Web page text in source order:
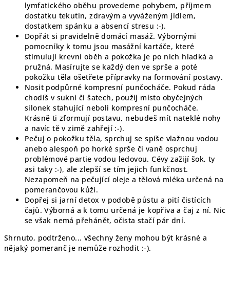
lymfatického oběhu provedeme pohybem, příjmem
dostatku tekutin, zdravým a vyváženým jídlem,
dostatkem spánku a absencí stresu :-).
Dopřát si pravidelně domácí masáž. Výbornými
pomocníky k tomu jsou masážní kartáče, které
stimulují krevní oběh a pokožka je po nich hladká a
pružná. Masírujte se každý den ve sprše a poté
pokožku těla ošetřete přípravky na formování postavy.
Nosit podpůrné kompresní punčocháče. Pokud ráda
chodíš v sukni či šatech, použij místo obyčejných
silonek stahující neboli kompresní punčocháče.
Krásně ti zformují postavu, nebudeš mít nateklé nohy
a navíc tě v zimě zahřejí :-).
Pečuj o pokožku těla, sprchuj se spíše vlažnou vodou
anebo alespoň po horké sprše či vaně osprchuj
problémové partie vodou ledovou. Cévy zažijí šok, ty
asi taky :-), ale zlepší se tím jejich funkčnost.
Nezapomeň na pečující oleje a tělová mléka určená na
pomerančovou kůži.
Dopřej si jarní detox v podobě půstu a pití čistících
čajů. Výborná a k tomu určená je kopřiva a čaj z ní. Nic
se však nemá přehánět, očista stačí pár dní.
Shrnuto, podtrženo... všechny ženy mohou být krásné a
nějaký pomeranč je nemůže rozhodit :-).